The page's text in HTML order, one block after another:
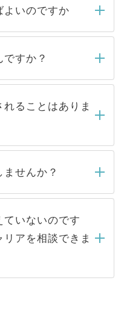
よいのですか
、弊社担当者がご
後メールもしくは
内にはご連絡をせて
らくお待ちくださ
すか？
り扱っている求人の
トからご覧いただ
す。非公開求人は
般には公開してい
人気のある医療機
応募が殺到する場
件に合った人材の
するケースが増え
ることはありま
とは一切ありませ
ら内定をいただい
ません。内定先へ
パートナーが行い
さい。
せんか？
とはありませんの
サイトからの登録
様の個人情報は、
および転職活動の
ます。お預かりし
タはご本人の許可
ていないのです
アを相談できま